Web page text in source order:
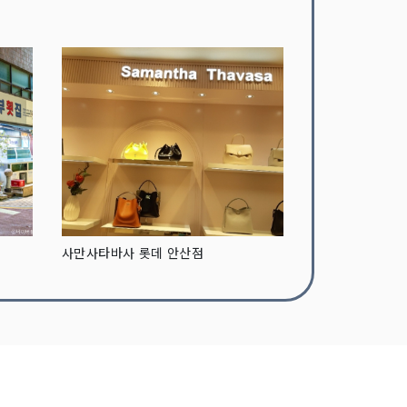
사만사타바사 롯데 안산점